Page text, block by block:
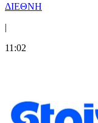
ΔΙΕΘΝΗ
|
11:02